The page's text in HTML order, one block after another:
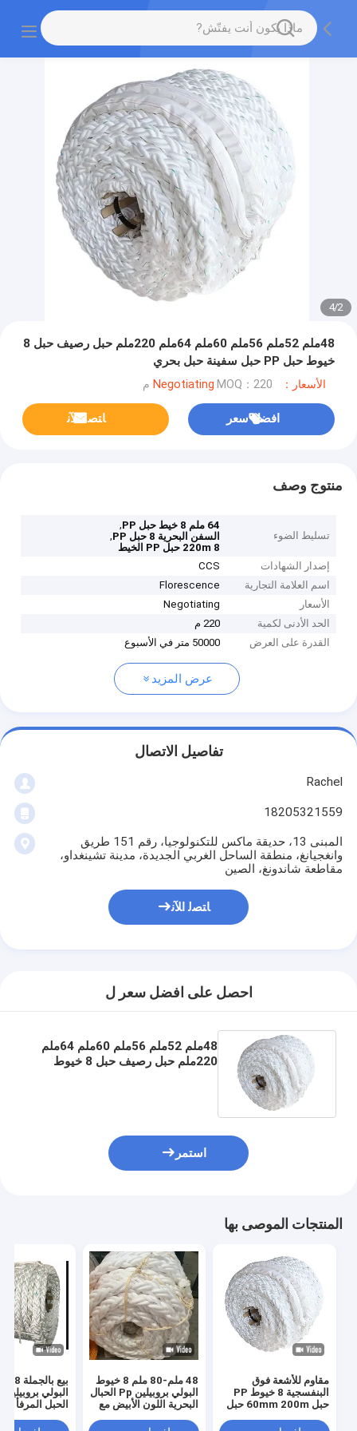
2
/
4
48ملم 52ملم 56ملم 60ملم 64ملم 220ملم حبل رصيف حبل 8
خيوط حبل PP حبل سفينة حبل بحري
الأسعار：Negotiating MOQ：220 م
افضل سعر ﺎﺘﺼﻟ ﺍﻶﻧ
منتوج وصف
تسليط الضوء
64 ملم 8 خيط حبل PP
,
السفن البحرية 8 حبل PP
,
220m 8 حبل PP الخيط
إصدار الشهادات
CCS
اسم العلامة التجارية
Florescence
الأسعار
Negotiating
الحد الأدنى لكمية
220 م
القدرة على العرض
50000 متر في الأسبوع
عرض المزيد
تفاصيل الاتصال
Rachel
18205321559
المبنى 13، حديقة ماكس للتكنولوجيا، رقم 151 طريق
وانغجيانغ، منطقة الساحل الغربي الجديدة، مدينة تشينغداو،
مقاطعة شاندونغ، الصين
ﺎﺘﺼﻟ ﺍﻶﻧ
احصل على افضل سعر ل
48ملم 52ملم 56ملم 60ملم 64ملم
220ملم حبل رصيف حبل 8 خيوط
استمر
المنتجات الموصى بها
مقاوم للأشعة فوق
البنفسجية 8 خيوط PP
حبل 60mm 200m حبل
العائم للاستخدام البحري
48 ملم-80 ملم 8 خيوط
البولي بروبيلين Pp الحبال
البحرية اللون الأبيض مع
الحبل المرفأ